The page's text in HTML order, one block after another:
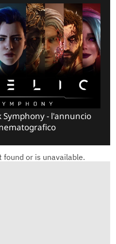
Symphony - l'annuncio